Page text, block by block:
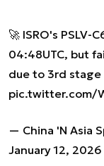
🚀 ISRO's
04:48UTC, but
due to 3rd stage
pic.twitter.com/
— China 'N Asia
January 12, 2026